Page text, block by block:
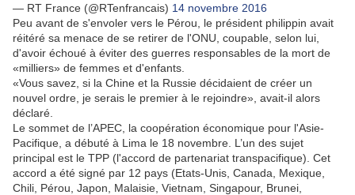
— RT France (@RTenfrancais) 14 novembre 2016
Peu avant de s'envoler vers le Pérou, le président philippin avait
réitéré sa menace de se retirer de l'ONU, coupable, selon lui,
d'avoir échoué à éviter des guerres responsables de la mort de
«milliers» de femmes et d'enfants.
«Vous savez, si la Chine et la Russie décidaient de créer un
nouvel ordre, je serais le premier à le rejoindre», avait-il alors
déclaré.
Le sommet de l’APEC, la coopération économique pour l'Asie-
Pacifique, a débuté à Lima le 18 novembre. L’un des sujet
principal est le TPP (l'accord de partenariat transpacifique). Cet
accord a été signé par 12 pays (Etats-Unis, Canada, Mexique,
Chili, Pérou, Japon, Malaisie, Vietnam, Singapour, Brunei,